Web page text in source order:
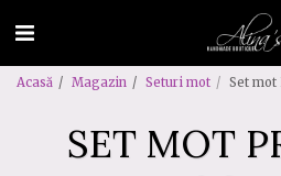
Acasă Magazin Seturi mot Set mot
SET MOT